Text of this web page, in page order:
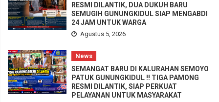
RESMI DILANTIK, DUA DUKUH BARU
SEMUGIH GUNUNGKIDUL SIAP MENGABDI
24 JAM UNTUK WARGA
Agustus 5, 2026
News
SEMANGAT BARU DI KALURAHAN SEMOYO
PATUK GUNUNGKIDUL !! TIGA PAMONG
RESMI DILANTIK, SIAP PERKUAT
PELAYANAN UNTUK MASYARAKAT